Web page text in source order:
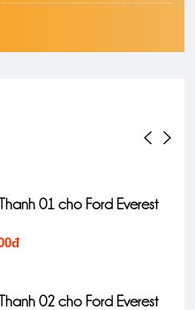
01 cho Ford Everest
02 cho Ford Everest